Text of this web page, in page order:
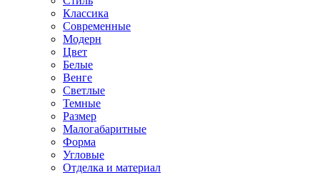
Классика
Современные
Модерн
Цвет
Белые
Венге
Светлые
Темные
Размер
Малогабаритные
Форма
Угловые
Отделка и материал